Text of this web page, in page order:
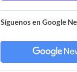
Síguenos en Google